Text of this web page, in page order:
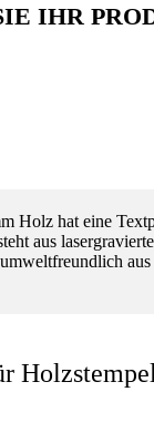
IHR
Holz hat eine
aus